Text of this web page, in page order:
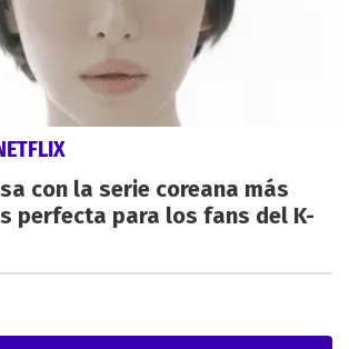
con la serie coreana más
perfecta para los fans del K-